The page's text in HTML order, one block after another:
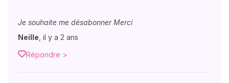
Je souhaite me désabonner Merci
Neille il y a 2 ans
Répondre >